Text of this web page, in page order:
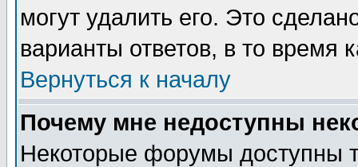
могут удалить его. Это
варианты ответов, в то время
Вернуться к началу
Почему мне недоступны
Некоторые форумы доступны